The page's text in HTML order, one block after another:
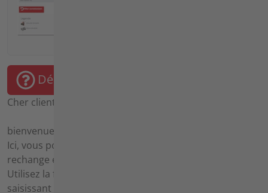
Démarrer les instructions
Cher client agria,
bienvenue dans notre recherche de pièces détachées.
Ici, vous pouvez facilement sélectionner les pièces de
rechange et les composants dont vous avez besoin.
Utilisez la fonction de recherche sur la gauche en
saisissant votre numéro d'article, votre numéro de